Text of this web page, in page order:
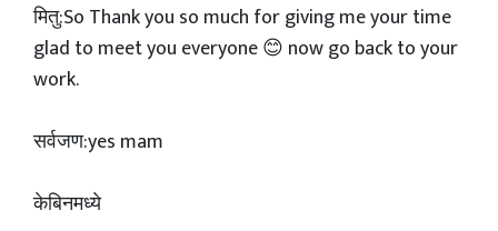
मितु:So Thank you so much for giving me your time
glad to meet you everyone 😊 now go back to your
work.
सर्वजण:yes mam
केबिनमध्ये